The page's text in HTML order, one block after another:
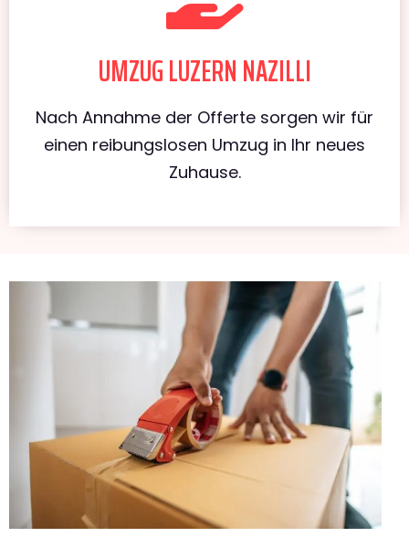
UMZUG LUZERN NAZILLI
Nach Annahme der Offerte sorgen wir für
einen reibungslosen Umzug in Ihr neues
Zuhause.